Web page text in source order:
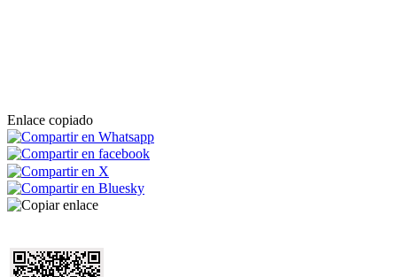
Enlace copiado